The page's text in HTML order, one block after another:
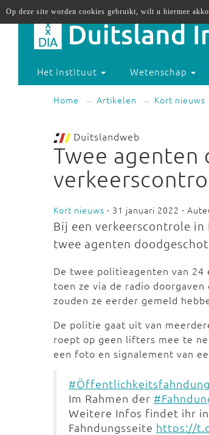
Het instituut Wetenschap
Home Artikelen Kort nieuws
Duitslandweb
Twee agenten
Kort nieuws - 31 januari 2022 -
Bij een verkeerscontrole
twee agenten
De twee politieagenten van
toen ze via de radio doorgaven
zouden ze eerder gemeld
De politie gaat uit van
roept op geen lifters mee te
een foto en signalement van
#Öffentlichkeitsfahndung
Im Rahmen der
Weitere Infos findet ihr
Fahndungsseite https://
Op deze site worden cookies gebruikt, wilt u hiermee